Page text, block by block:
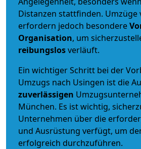
Distanzen stattfinden. Umzüge
erfordern jedoch besondere
Organisation, um
reibungslosverläuft.
Ein wichtiger Schritt bei der
Umzugs nach Usingen ist die
zuverlässigen
München. Es ist wichtig,
Unternehmen über die
und Ausrüstung verfügt, um
erfolgreich durchzuführen.